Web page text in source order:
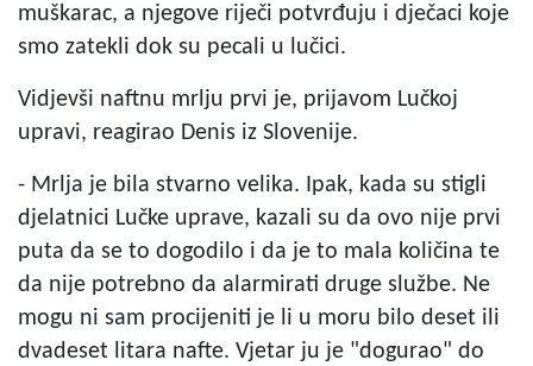
muškarac, a njegove riječi potvrđuju i dječaci koje
smo zatekli dok su pecali u lučici.
Vidjevši naftnu mrlju prvi je, prijavom Lučkoj
upravi, reagirao Denis iz Slovenije.
- Mrlja je bila stvarno velika. Ipak, kada su stigli
djelatnici Lučke uprave, kazali su da ovo nije prvi
puta da se to dogodilo i da je to mala količina te
da nije potrebno da alarmirati druge službe. Ne
mogu ni sam procijeniti je li u moru bilo deset ili
dvadeset litara nafte. Vjetar ju je "dogurao" do